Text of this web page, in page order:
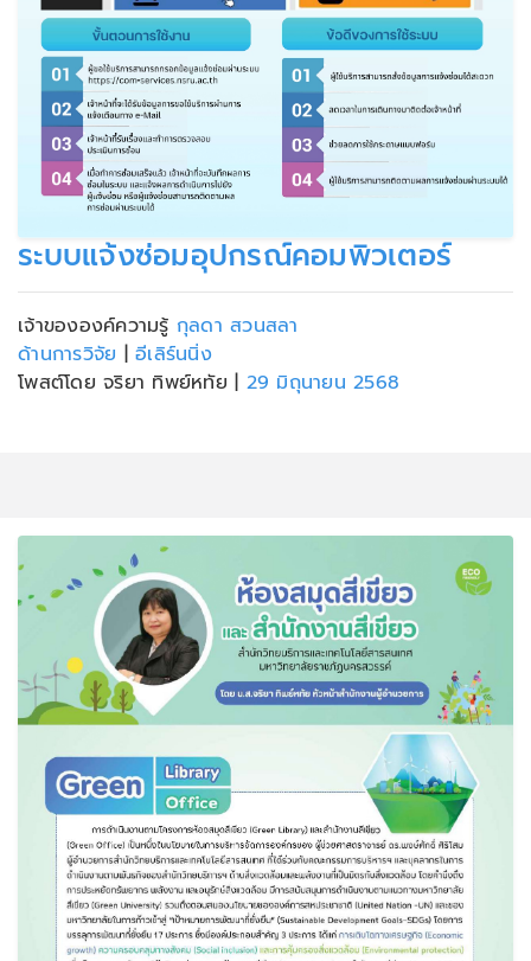
ระบบแจ้งซ่อมอุปกรณ์คอมพิวเตอร์
เจ้าขององค์ความรู้ กุลดา สวนสลา
ด้านการวิจัย | อีเลิร์นนิ่ง
โพสต์โดย จริยา ทิพย์หทัย | 29 มิถุนายน 2568